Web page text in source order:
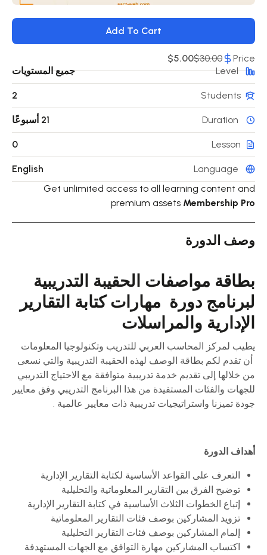
Add To Cart
Price
$30.00
$5.00
Level
جميع المستويات
2 Students
Duration 21 أسبوعًا
0 Lesson
Language
English
Get unlimited access to all learning content and
premium assets Membership Pro
وصف الدورة
بطاقة مواصفات الحقيبة التدريبية
لبرنامج دورة مهارات كتابة التقارير
الإدارية والمراسلات
يطيب لمركز المحاسب العربي للتدريب وتكنولوجيا المعلومات
أن تقدم لكم بطاقة الوصف لهذه الحقيبة التدريبية والتي نسعى
من خلالها إلى تقديم خدمة تدريبية متوافقة مع الاحتياج التدريبي
للجهات والفئات المستفيدة من هذا البرنامج التدريبي وفق معايير
جودة تميزنا واستراتيجيات تدريبية ذات معايير عالمية .
أهداف الدورة
التعرف على القواعد الأساسية لكتابة التقارير الإدارية
توضيح الفرق بين التقارير المعلوماتية والتحليلية
إتباع الخطوات الثلاث الأساسية في كتابة التقارير الإدارية
تزويد المشاركين بوصف فئات التقارير المعلوماتية
إلمام المشاركين بوصف فئات التقارير التحليلية
اكتساب المشاركين مهارة التوافق مع الجهات المستهدفة